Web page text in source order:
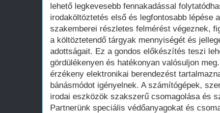
lehető legkevesebb fennakadással
irodaköltöztetés első és legfontosabb lépése
szakemberei részletes felmérést végeznek,
a költöztetendő tárgyak mennyiségét és
adottságait. Ez a gondos előkészítés teszi
gördülékenyen és hatékonyan valósuljon
érzékeny elektronikai berendezést
bánásmódot igényelnek. A számítógépek,
irodai eszközök szakszerű csomagolása és
Partnerünk speciális védőanyagokat és